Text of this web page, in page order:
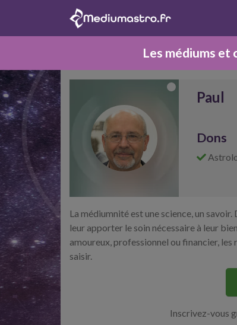
Les médiums
Paul
Dons
La médiumnité est une science, un
leur apporter le soin nécessaire à leur
amoureux, professionnel ou financier, les
saisir.
Inscrivez-vous